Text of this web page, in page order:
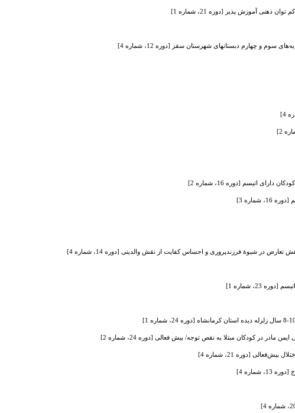
آموزش پذیر [دوره 21، شماره 1]
و چهارم دبستانهای شهرستان سقز [دوره 12، شماره 4]
اتیسم [دوره 16، شماره 2]
3]
در شیوۀ فرزندپروری و احساس کفایت از نقش والدینی [دوره 14، شماره 4]
شماره 1]
کودکان مبتلا به نقص توجه/ بیش فعالی [دوره 24، شماره 2]
[دوره 21، شماره 4]
4]